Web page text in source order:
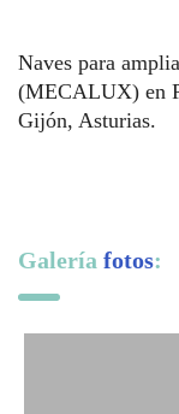
Naves para
(MECALUX) en
Gijón, Asturias.
Galería fotos: